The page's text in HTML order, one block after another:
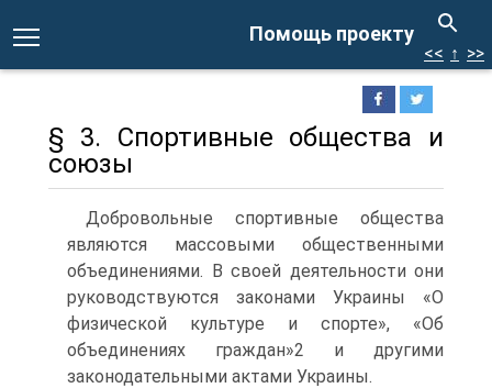
Помощь проекту
<< ↑ >>
§ 3. Спортивные общества и
союзы
Добровольные спортивные общества
являются массовыми общественными
объединениями. В своей деятельности они
руководствуются законами Украины «О
физической культуре и спорте», «Об
объединениях граждан»2 и другими
законодательными актами Украины.